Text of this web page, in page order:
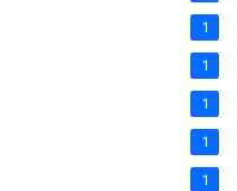
1
1
1
1
1